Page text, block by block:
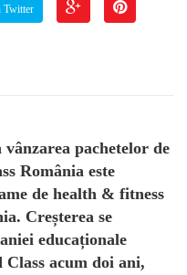
Twitter
vânzarea pachetelor de
România este
de health & fitness
Creșterea se
educaționale
acum doi ani,